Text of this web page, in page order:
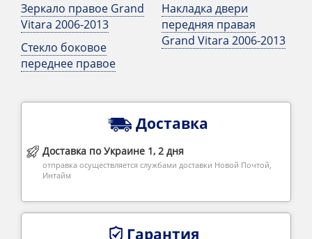
Зеркало правое Grand
Vitara 2006-2013
Стекло боковое
переднее правое
Накладка двери
передняя правая
Grand Vitara 2006-2013
Доставка
Доставка по Украине 1, 2 дня
отправка осуществляется службами доставки Новой Почтой,
Интайм
Гарантия